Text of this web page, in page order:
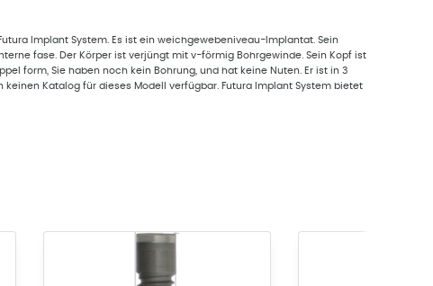
Implant System. Es ist ein weichgewebeniveau-Implantat. Sein
fase. Der Körper ist verjüngt mit v-förmig Bohrgewinde. Sein Kopf ist
form, Sie haben noch kein Bohrung, und hat keine Nuten. Er ist in 3
Katalog für dieses Modell verfügbar. Futura Implant System bietet